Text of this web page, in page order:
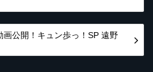
画公開！キュン歩っ！SP 遠野